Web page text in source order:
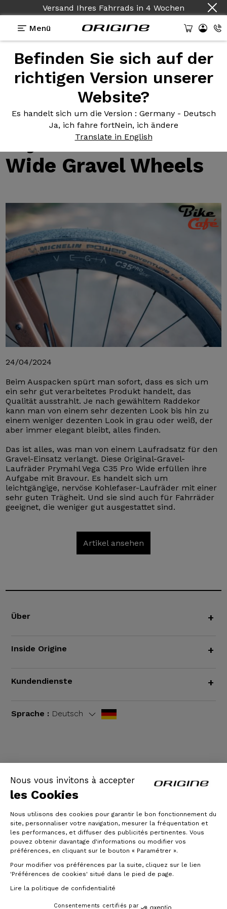
Nous vous invitons à accepter
les Cookies
Nous utilisons des cookies pour garantir le bon fonctionnement du
site, personnaliser votre navigation, mesurer la fréquentation et
les performances, et diffuser des publicités pertinentes. Vous
pouvez obtenir davantage d'informations ou modifier vos
préférences, en cliquant sur le bouton « Paramétrer ».
Pour modifier vos préférences par la suite, cliquez sur le lien
'Préférences de cookies' situé dans le pied de page.
Lire la politique de confidentialité
Consentements certifiés par
Versand Ihres Fahrrads in 4 Wochen
Menü
Befinden Sie sich auf der
richtigen Version unserer
Website?
Es handelt sich um die Version : Germany - Deutsch
Ja, ich fahre fortNein, ich ändere
Translate in English
Tests von Prymahl-Laufrädern>Fast 1.000 km und
Wheels
Fast 1.000km und
10.000 m D+ mit den
Prymahl C35 Pro
Wide Gravel Wheels
24/04/2024
Beim Auspacken spürt man sofort, dass es sich um
ein sehr gut verarbeitetes Produkt handelt, das
Qualität ausstrahlt. Je nach gewähltem Raddekor
kann man von einem sehr dezenten Look bis hin zu
einem weniger dezenten Look in grau oder weiß, der
aber immer elegant bleibt, alles finden.
Das ist alles, was man von einem Laufradsatz für den
Gravel-Einsatz verlangt. Diese Original-Gravel-
Laufräder Prymahl Vega C35 Pro Wide erfüllen ihre
Aufgabe mit Bravour. Es handelt sich um
leichtgängige, nervöse Kohlefaser-Laufräder mit einer
sehr guten Trägheit. Und sie sind auch für Fahrräder
geeignet, die weniger gut ausgestattet sind.
Artikel ansehen
Über +
Inside Origine +
Kundendienste +
Sprache : Deutsch
© Origine Cycles